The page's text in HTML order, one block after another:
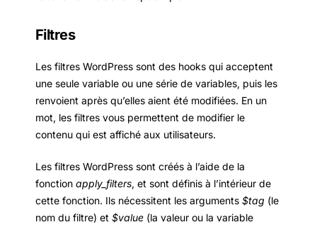
Filtres
Les filtres WordPress sont des hooks qui acceptent
une seule variable ou une série de variables, puis les
renvoient après qu’elles aient été modifiées. En un
mot, les filtres vous permettent de modifier le
contenu qui est affiché aux utilisateurs.
Les filtres WordPress sont créés à l’aide de la
fonction apply_filters, et sont définis à l’intérieur de
cette fonction. Ils nécessitent les arguments $tag (le
nom du filtre) et $value (la valeur ou la variable